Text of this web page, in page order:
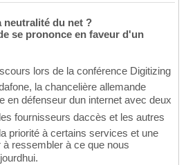
neutralité du net ?
se prononce en faveur d'un
lors de la conférence Digitizing
la chancelière allemande
en défenseur dun internet avec deux
fournisseurs daccès et les autres
priorité à certains services et une
ressembler à ce que nous